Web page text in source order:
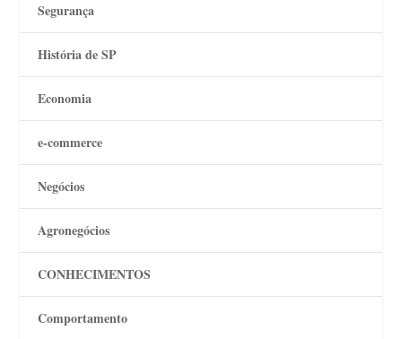
Segurança
História de SP
Economia
e-commerce
Negócios
Agronegócios
CONHECIMENTOS
Comportamento